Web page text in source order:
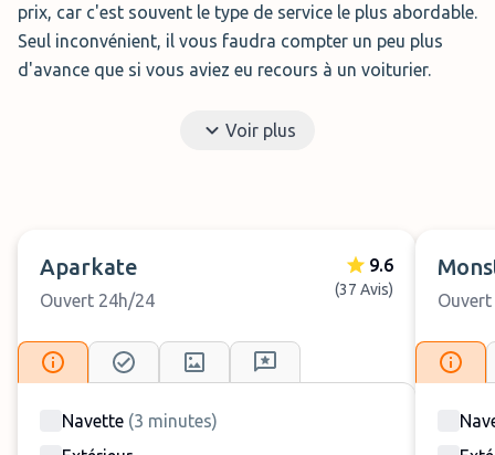
prix, car c'est souvent le type de service le plus abordable.
Seul inconvénient, il vous faudra compter un peu plus
d'avance que si vous aviez eu recours à un voiturier.
minutes en navette de l'aéroport.
Le parking garantit la sécurité de
votre véhicule avec un système de
vidéosurveillance, des clôtures et une barrière à l'entrée.
Parcar
Voir plus
Aparkate
Ouvert 24h/24
9.6
(37 Avis)
Navette (3 minutes)